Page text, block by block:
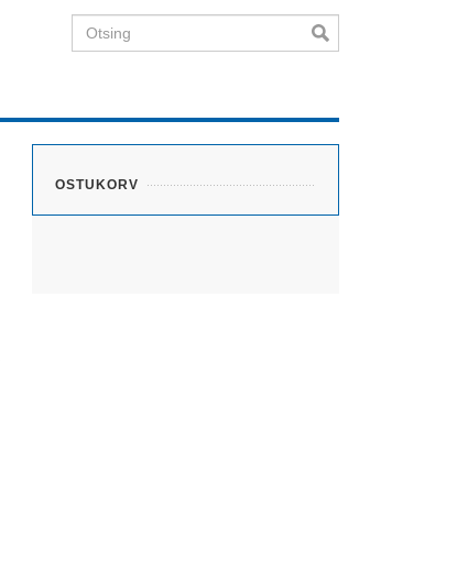
Otsing
OSTUKORV